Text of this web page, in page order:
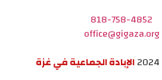
818-758-4852
office@gigaza.org
الإبادة الجماعية في غزة